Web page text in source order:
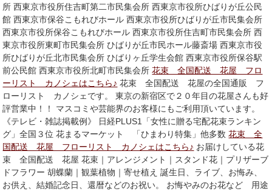
所 西東京市役所住吉町第二市民集会所 西東京市役所ひばりが丘公民
館 西東京市保谷こもれびホール 西東京市役所ひばりが丘市民集会所
西東京市役所保谷こもれびホール 西東京市役所住吉町市民集会所 西
東京市役所東町市民集会所 ひばりが丘市民ホール藤斎場 西東京市役
所ひばりが丘北市民集会所 ひばりヶ丘学生会館 西東京市役所保谷駅
前公民館 西東京市役所北町市民集会所花束 全国配送 花屋 フロ
ーリスト カノシェはこちら♪ 花束 全国配送 花屋の全国通販 フ
ローリスト カノシェです。 東京の新宿区で２０年目の花屋さんも好
評営業中！！ マスコミや芸能界のお客様にもご利用頂いています。
《テレビ・雑誌掲載例》 日経PLUS1「女性に贈る宅配花束ランキン
グ」全国３位 花まるマーケット 「ひまわり特集」他多数花束 全
国配送 花屋 フローリスト カノシェはこちら♪ お届けしている花
束 全国配送 花屋 花束｜アレンジメント｜スタンド花｜プリザーブ
ドフラワー 胡蝶蘭｜観葉植物｜寄せ植え 誕生日、ライブ、お悔み、
お供え、結婚記念日、還暦などのお祝い。 お悔やみのお花など 用途